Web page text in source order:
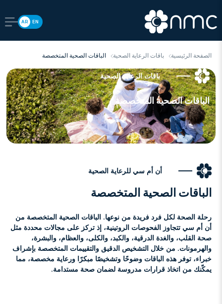
EN
AR
الصفحة الرئيسية باقات الرعاية الصحية الباقات الصحية المتخصصة
باقات الرعاية الصحية
الباقات الصحية المتخصصة
أن أم سي للرعاية الصحية
الباقات الصحية المتخصصة
رحلة الصحة لكل فرد فريدة من نوعها. الباقات الصحية المتخصصة من
أن أم سي تتجاوز الفحوصات الروتينية، إذ تركز على مجالات محددة مثل
صحة القلب، والغدة الدرقية، والكبد، والكلى، والعظام، والبشرة،
والهرمونات. من خلال التشخيص الدقيق والتقييمات المتخصصة بإشراف
خبراء، توفر هذه الباقات وضوحًا وتشخيصًا مبكرًا ورعاية مخصصة، مما
يمكّنك من اتخاذ قرارات مدروسة لضمان صحة مستدامة.